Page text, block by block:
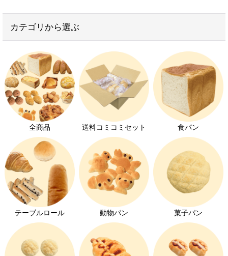
カテゴリから選ぶ
全商品 送料コミコミセット 食パン
テーブルロール 動物パン 菓子パン